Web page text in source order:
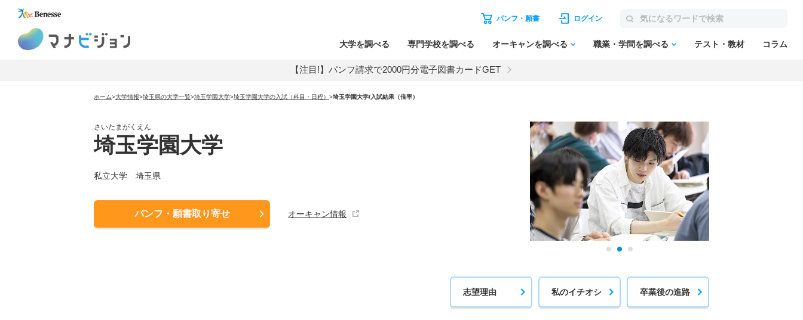
パンフ・願書 ログイン
大学を調べる 専門学校を調べる オーキャンを調べる 職業・学問を調べる テスト・教材 コラム
【注目!】パンフ請求で2000円分電子図書カードGET
ホーム>大学情報>埼玉県の大学一覧>埼玉学園大学>埼玉学園大学の入試（科目・日程） >埼玉学園大学/入試結果（倍率）
さいたまがくえん
埼玉学園大学
私立大学 埼玉県
パンフ・願書取り寄せ オーキャン情報
志望理由 私のイチオシ 卒業後の進路